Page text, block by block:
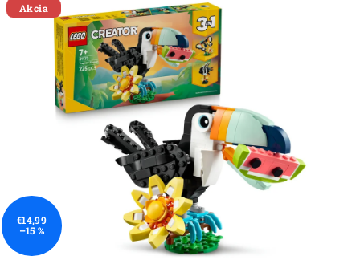
produktu
je
5,0
z
5
hviezdičiek.
Akcia
€14,99
–15 %